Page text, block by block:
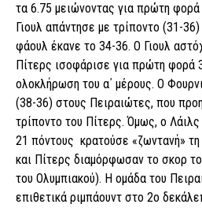
τα 6.75 μειώνοντας για πρώτη
Γιουλ απάντησε με τρίποντο (31-
φάουλ έκανε το 34-36. Ο Γιουλ
Πίτερς ισοφάρισε για πρώτη φορά
ολοκλήρωση του α΄ μέρους. Ο
(38-36) στους Πειραιώτες, που
τρίποντο του Πίτερς. Όμως, ο
21 πόντους κρατούσε «ζωντανή»
και Πίτερς διαμόρφωσαν το σκορ
του Ολυμπιακού). Η ομάδα του
επιθετικά ριμπάουντ στο 2ο